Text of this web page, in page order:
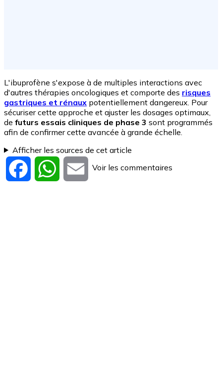
L'ibuprofène s'expose à de multiples interactions avec
d'autres thérapies oncologiques et comporte des risques
gastriques et rénaux potentiellement dangereux. Pour
sécuriser cette approche et ajuster les dosages optimaux,
de futurs essais cliniques de phase 3 sont programmés
afin de confirmer cette avancée à grande échelle.
Afficher les sources de cet article
Facebook WhatsApp
Email
Voir les commentaires